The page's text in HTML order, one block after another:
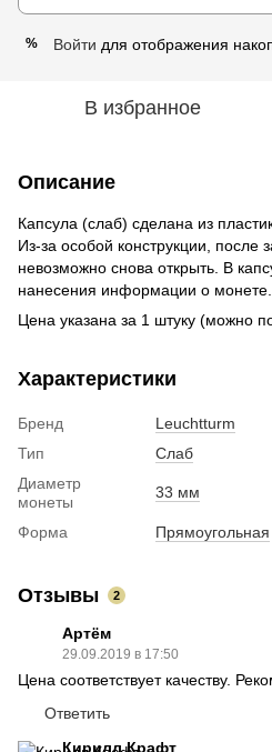
% Войти для отображения
В избранное
Описание
Капсула (слаб) сделана из
Из-за особой конструкции, после
невозможно снова открыть. В
нанесения информации о монете.
Цена указана за 1 штуку (можно
Характеристики
Бренд
Leuchtturm
Тип
Слаб
Диаметр
монеты
33 мм
Форма Прямоугольная
Отзывы 2
Артём
29.09.2019 в 17:50
Цена соответствует качеству.
Ответить
Кирилл Крафт